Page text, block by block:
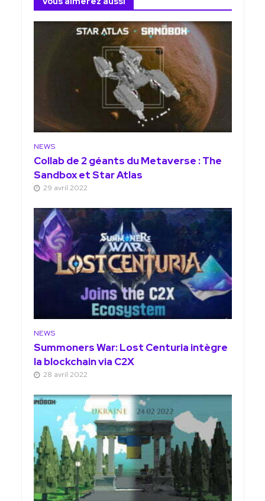
NEWS
Collab de 2 géants du Metaverse : The
Sandbox et Star Atlas
29 avril 2022
NEWS
Summoners War: Lost Centuria intègre
la blockchain via C2X
28 avril 2022